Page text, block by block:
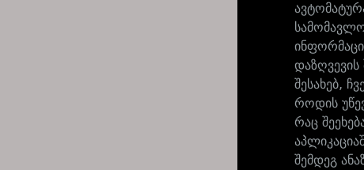
დაზღვევის
შესახებ,
როდის
რაც
შემდეგ